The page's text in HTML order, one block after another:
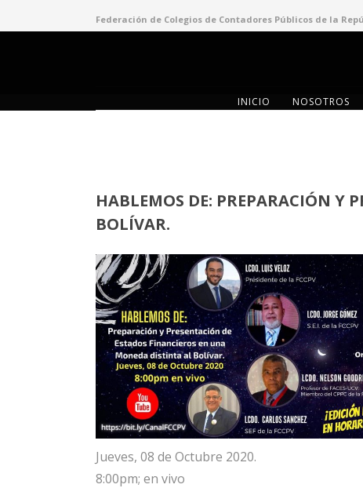
Federación de Colegios de Contadores Públicos de la
INICIO NOSOTROS
HABLEMOS DE: PREPARACIÓN Y
BOLÍVAR.
Jueves, 08 de Octubre 2020.
8:00pm; en vivo